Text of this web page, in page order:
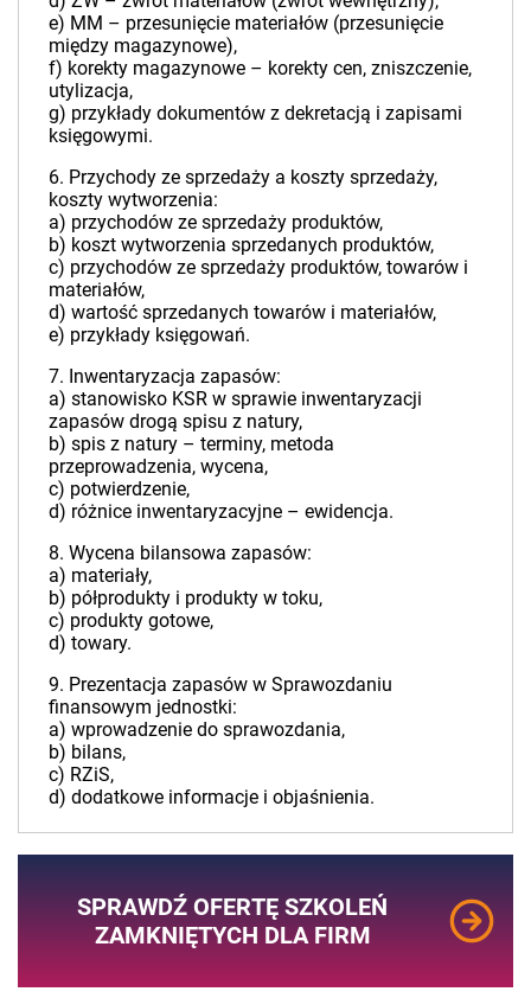
e) MM – przesunięcie materiałów (przesunięcie
między magazynowe),
f) korekty magazynowe – korekty cen, zniszczenie,
utylizacja,
g) przykłady dokumentów z dekretacją i zapisami
księgowymi.
6. Przychody ze sprzedaży a koszty sprzedaży,
koszty wytworzenia:
a) przychodów ze sprzedaży produktów,
b) koszt wytworzenia sprzedanych produktów,
c) przychodów ze sprzedaży produktów, towarów i
materiałów,
d) wartość sprzedanych towarów i materiałów,
e) przykłady księgowań.
7. Inwentaryzacja zapasów:
a) stanowisko KSR w sprawie inwentaryzacji
zapasów drogą spisu z natury,
b) spis z natury – terminy, metoda
przeprowadzenia, wycena,
c) potwierdzenie,
d) różnice inwentaryzacyjne – ewidencja.
8. Wycena bilansowa zapasów:
a) materiały,
b) półprodukty i produkty w toku,
c) produkty gotowe,
d) towary.
9. Prezentacja zapasów w Sprawozdaniu
finansowym jednostki:
a) wprowadzenie do sprawozdania,
b) bilans,
c) RZiS,
d) dodatkowe informacje i objaśnienia.
SPRAWDŹ OFERTĘ SZKOLEŃ
ZAMKNIĘTYCH DLA FIRM